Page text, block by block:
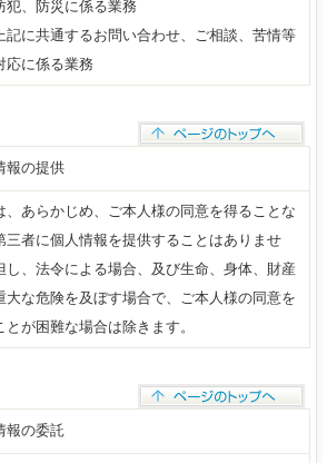
、防災に係る業務
記に共通するお問い合わせ、ご相談、苦情等
応に係る業務
報の提供
、あらかじめ、ご本人様の同意を得ることな
三者に個人情報を提供することはありませ
し、法令による場合、及び生命、身体、財産
大な危険を及ぼす場合で、ご本人様の同意を
とが困難な場合は除きます。
報の委託